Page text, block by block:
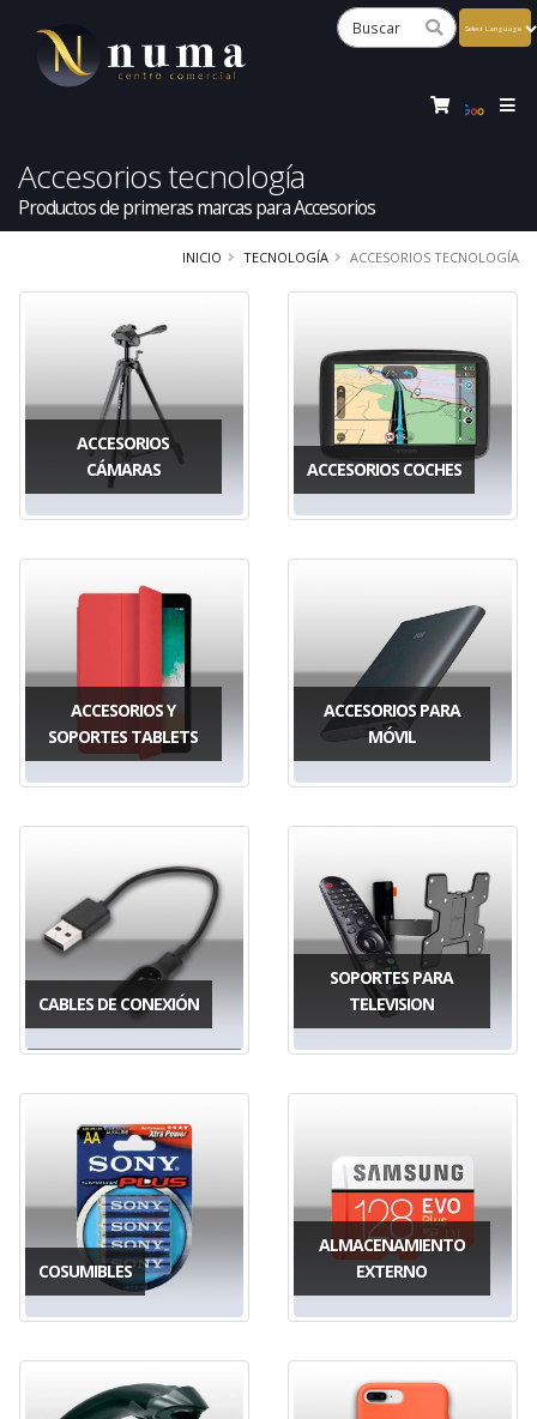
Accesorios tecnología
Productos de primeras marcas para Accesorios
INICIO TECNOLOGÍA ACCESORIOS TECNOLOGÍA
ACCESORIOS
CÁMARAS
ACCESORIOS COCHES
ACCESORIOS Y
SOPORTES TABLETS
ACCESORIOS PARA
MÓVIL
CABLES DE CONEXIÓN
SOPORTES PARA
TELEVISION
COSUMIBLES
ALMACENAMIENTO
EXTERNO